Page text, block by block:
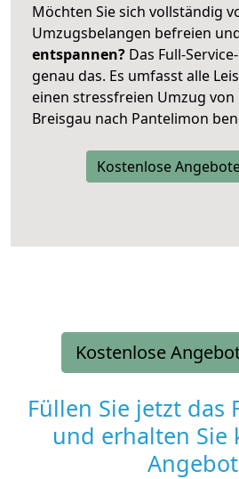
Möchten Sie sich vollständig
Umzugsbelangen befreien
entspannen? Das Full-
genau das. Es umfasst alle
einen stressfreien Umzug
Breisgau nach Pantelimon
Kostenlose
Kostenlose
Füllen Sie jetzt das
und erhalten Sie